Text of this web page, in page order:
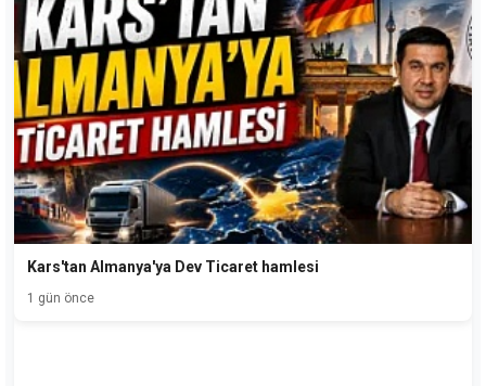
Kars'tan Almanya'ya Dev Ticaret hamlesi
1 gün önce